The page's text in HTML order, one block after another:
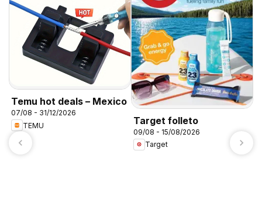
Temu hot deals – Mexico
07/08 - 31/12/2026
TEMU
Target folleto
09/08 - 15/08/2026
Target